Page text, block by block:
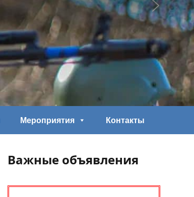
Мероприятия Контакты
Важные объявления